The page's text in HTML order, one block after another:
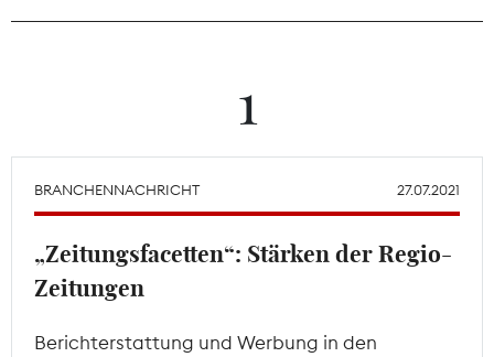
Wächterpreis
Mitgliederbereich
1
BRANCHENNACHRICHT 27.07.2021
„Zeitungsfacetten“: Stärken der Regio-
Zeitungen
Berichterstattung und Werbung in den